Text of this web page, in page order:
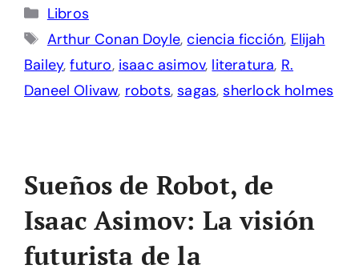
Categorías
Libros
Etiquetas
Arthur Conan Doyle,ciencia ficción, Elijah
Bailey,futuro, isaac asimov, literatura, R.
Daneel Olivaw, robots,sagas,sherlock holmes
Sueños de Robot, de
Isaac Asimov: La visión
futurista de la